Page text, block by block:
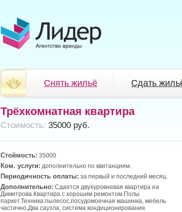
Снять жильё Сдать
Трёхкомнатная квартира
Cтоимость: 35000 руб.
Стоймость: 35000
Ком. услуги: дополнительно по квитанциям.
Периодичность оплаты: за первый и последний месяц.
Дополнительно: Сдается двухуровневая квартира на
Димитрова.Квартира с хорошим ремонтом.Полы
паркет.Техника:пылесос,посудомоечная машинка, мебель
частично.Два саузла, система кондиционирования.